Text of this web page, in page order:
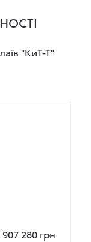
"КиТ-Т"
907 280 грн